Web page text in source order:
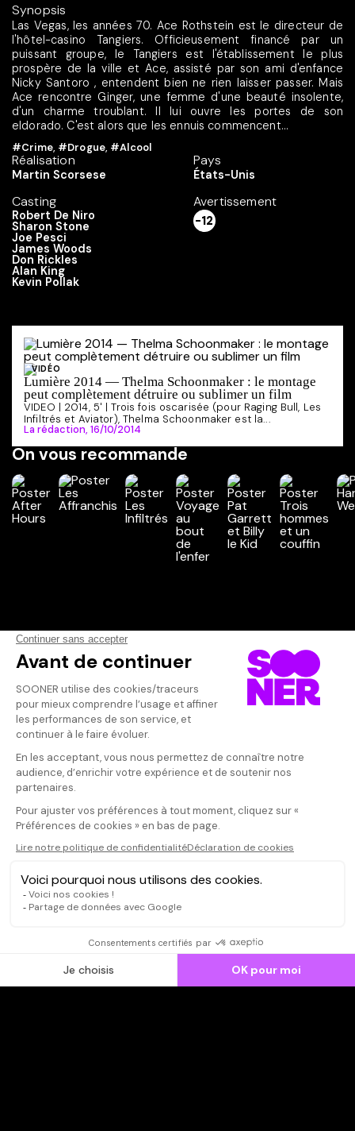
Synopsis
Las Vegas, les années 70. Ace Rothstein est le directeur de
l'hôtel-casino Tangiers. Officieusement financé par un
puissant groupe, le Tangiers est l'établissement le plus
prospère de la ville et Ace, assisté par son ami d'enfance
Nicky Santoro , entendent bien ne rien laisser passer. Mais
Ace rencontre Ginger, une femme d'une beauté insolente,
d'un charme troublant. Il lui ouvre les portes de son
eldorado. C'est alors que les ennuis commencent...
#Crime, #Drogue, #Alcool
Réalisation
Martin Scorsese
Casting
Robert De Niro
Sharon Stone
Joe Pesci
James Woods
Don Rickles
Alan King
Kevin Pollak
Pays
États-Unis
Avertissement
-12
VIDÉO
Lumière 2014 — Thelma Schoonmaker : le montage
peut complètement détruire ou sublimer un film
VIDEO | 2014, 5' | Trois fois oscarisée (pour Raging Bull, Les
Infiltrés et Aviator), Thelma Schoonmaker est la...
La rédaction, 16/10/2014
On vous recommande
Vos avis
Donnez votre avis
Votre note
Votre commentaire
Il faut vous connecter pour
publier un avis
CONNEXION
Un film qui
corruption
Qui sommes-nous ?